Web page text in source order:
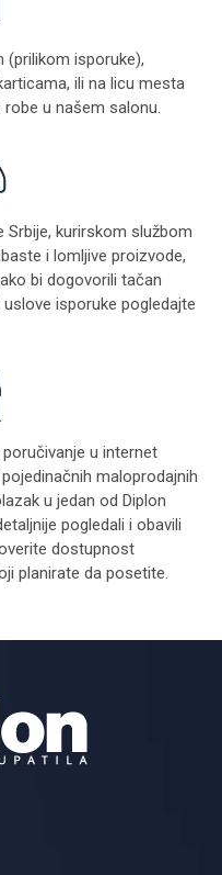
(prilikom isporuke),
ili na licu mesta
u našem salonu.
Srbije, kurirskom službom
i lomljive proizvode,
bi dogovorili tačan
isporuke pogledajte
u internet
maloprodajnih
u jedan od Diplon
pogledali i obavili
dostupnost
planirate da posetite.